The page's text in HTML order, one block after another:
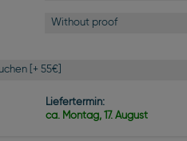
Without proof
[+ 55€]
Liefertermin:
ca. Montag, 17. August